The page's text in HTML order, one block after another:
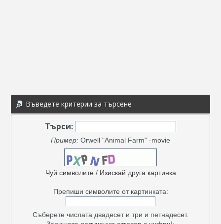
Въведете критерии за търсене
Търси:
Пример: Orwell "Animal Farm" -movie
Чуй символите/ Изискай друга картинка
Препиши символите от картинката:
Съберете числата двадесет и три и петнадесет.